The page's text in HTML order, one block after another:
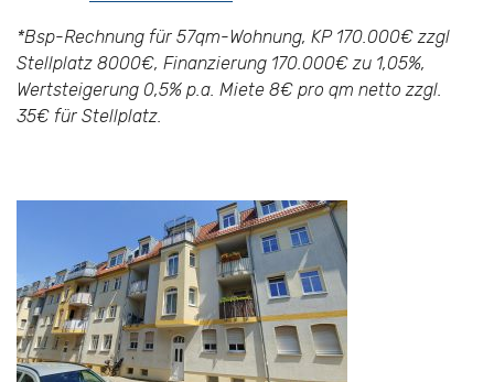
*Bsp-Rechnung für 57qm-Wohnung, KP 170.000€ zzgl
Stellplatz 8000€, Finanzierung 170.000€ zu 1,05%,
Wertsteigerung 0,5% p.a. Miete 8€ pro qm netto zzgl.
35€ für Stellplatz.